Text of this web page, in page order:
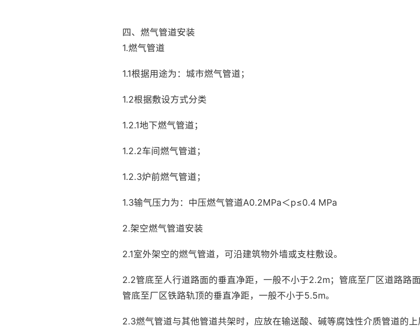
四、燃气管道安装
1.燃气管道
1.1根据用途为：城市燃气管道；
1.2根据敷设方式分类
1.2.1地下燃气管道；
1.2.2车间燃气管道；
1.2.3炉前燃气管道；
1.3输气压力为：中压燃气管道A0.2MPa＜p≤0.4 MPa
2.架空燃气管道安装
2.1室外架空的燃气管道，可沿建筑物外墙或支柱敷设。
2.2管底至人行道路面的垂直净距，一般不小于2.2m；管底至厂区道路路
管底至厂区铁路轨顶的垂直净距，一般不小于5.5m。
2.3燃气管道与其他管道共架时，应放在输送酸、碱等腐蚀性介质管道的上